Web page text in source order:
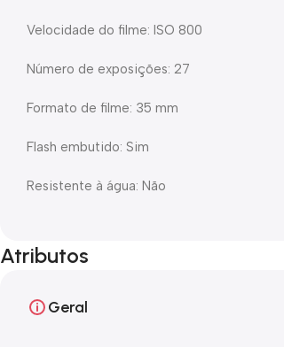
Velocidade do filme: ISO 800
Número de exposições: 27
Formato de filme: 35 mm
Flash embutido: Sim
Resistente à água: Não
Atributos
Geral